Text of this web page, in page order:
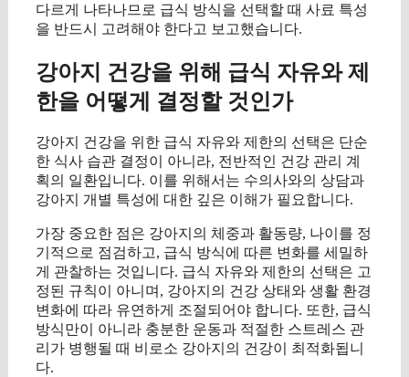
다르게 나타나므로 급식 방식을 선택할 때 사료 특성
을 반드시 고려해야 한다고 보고했습니다.
강아지 건강을 위해 급식 자유와 제
한을 어떻게 결정할 것인가
강아지 건강을 위한 급식 자유와 제한의 선택은 단순
한 식사 습관 결정이 아니라, 전반적인 건강 관리 계
획의 일환입니다. 이를 위해서는 수의사와의 상담과
강아지 개별 특성에 대한 깊은 이해가 필요합니다.
가장 중요한 점은 강아지의 체중과 활동량, 나이를 정
기적으로 점검하고, 급식 방식에 따른 변화를 세밀하
게 관찰하는 것입니다. 급식 자유와 제한의 선택은 고
정된 규칙이 아니며, 강아지의 건강 상태와 생활 환경
변화에 따라 유연하게 조절되어야 합니다. 또한, 급식
방식만이 아니라 충분한 운동과 적절한 스트레스 관
리가 병행될 때 비로소 강아지의 건강이 최적화됩니
다.